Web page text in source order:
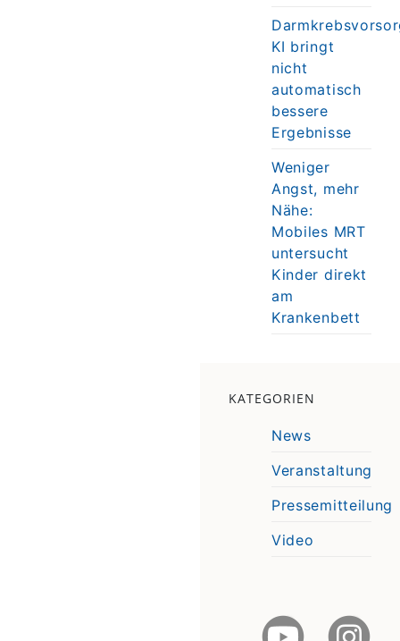
KI bringt
nicht
automatisch
bessere
Ergebnisse
Weniger
Angst, mehr
Nähe:
Mobiles MRT
untersucht
Kinder direkt
am
Krankenbett
KATEGORIEN
News
Veranstaltung
Pressemitteilung
Video